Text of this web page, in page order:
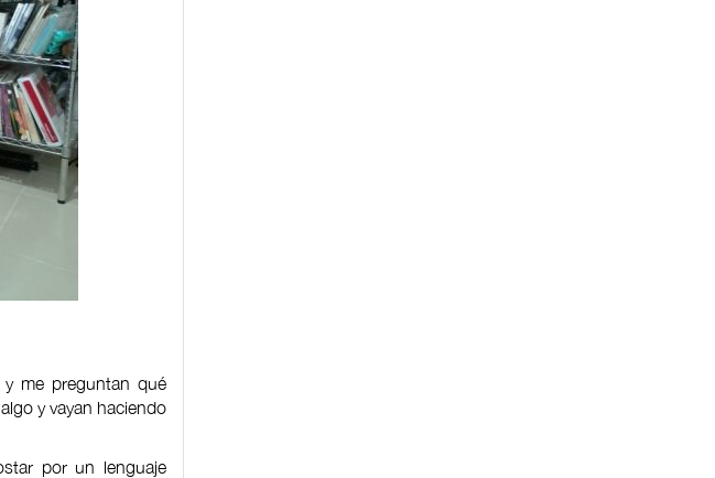
me preguntan qué
y vayan haciendo
por un lenguaje